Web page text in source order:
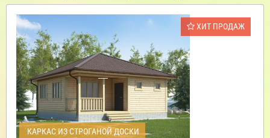
ХИТ ПРОДАЖ
КАРКАС ИЗ СТРОГАНОЙ ДОСКИ